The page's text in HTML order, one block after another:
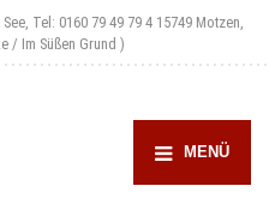
Tel: 0160 79 49 79 4 15749 Motzen,
/ Im Süßen Grund )
MENÜ